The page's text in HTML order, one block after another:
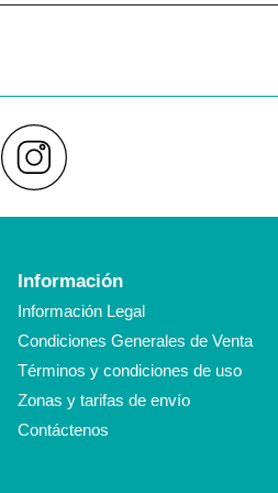
Facebook
Información
Información Legal
Condiciones Generales de Venta
Términos y condiciones de uso
Zonas y tarifas de envío
Contáctenos